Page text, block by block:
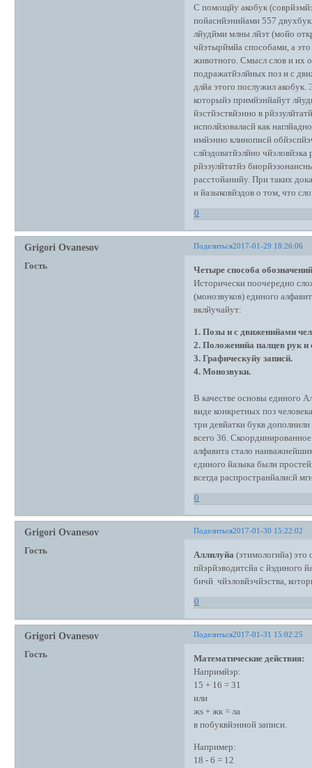
С помощйу акобук
пойаснйэнийами 557
лйудйми млны лйэт (мойо
чйэтырймйа способами, а
животного. Смысл слов и их
подражатйэлйных поз и с
длйа этого послужил
которыйэ примйэнйайут
йэстйэствйэнно в
исполйзоваласй как
имйэнно клинописй
слйэдоватйэлйно
рйэзулйтатйэ
расстойанийу. При таких
и йазыковйэдов о том, что
0
Поделиться2017-01-29 18:26:06
Grigori Ovanesov
Гость
Четыре способа
Исторически поочередно
(монозвуков) единого
вклйучайут:
1. Позы и с движенийами
2. Положенийа палцев рук
3. Графическуйу записй.
4. Монозвуки.
В качестве основы единого
виде конкретных поз
три девйатки букв
всего 36.
алфавита стало
единого йазыка были
всегда распространйалисй
0
Поделиться2017-01-30 15:22:02
Grigori Ovanesov
Гость Аллилуйа (этимологийа) это
пйэрйэводитсйа с
бичй чйэловйэчйэства,
0
Поделиться2017-01-31 15:02:25
Grigori Ovanesov
Гость
Математические действия:
Напримйэр:
15 + 16 = 31
или
жs + жк = ла
в побуквйэнной записи.
Например:
18 - 6 = 12